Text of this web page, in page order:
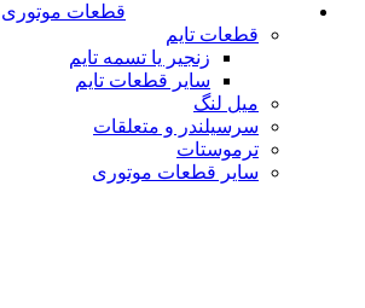
قطعات موتوری
قطعات تایم
زنجیر یا تسمه تایم
سایر قطعات تایم
میل لنگ
سرسیلندر و متعلقات
ترموستات
سایر قطعات موتوری